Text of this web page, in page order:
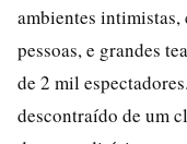
ambientes intimistas,
pessoas, e grandes
de 2 mil
descontraído de um